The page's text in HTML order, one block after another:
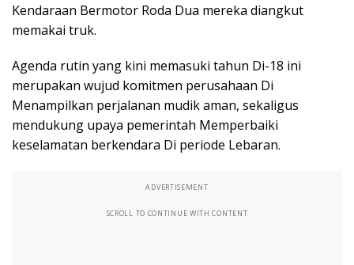
Kendaraan Bermotor Roda Dua mereka diangkut
memakai truk.
Agenda rutin yang kini memasuki tahun Di-18 ini
merupakan wujud komitmen perusahaan Di
Menampilkan perjalanan mudik aman, sekaligus
mendukung upaya pemerintah Memperbaiki
keselamatan berkendara Di periode Lebaran.
ADVERTISEMENT
SCROLL TO CONTINUE WITH CONTENT